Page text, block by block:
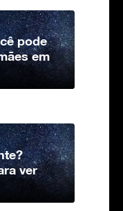
pode
em
ver